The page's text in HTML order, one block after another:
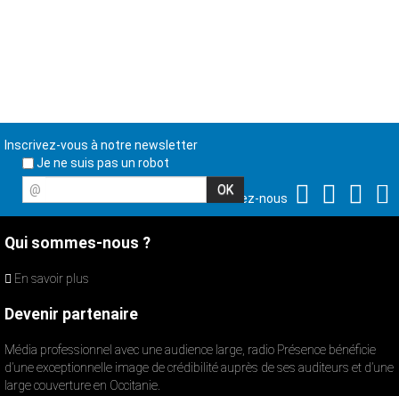
Inscrivez-vous à notre newsletter
Je ne suis pas un robot
@
Suivez-nous
Qui sommes-nous ?
En savoir plus
Devenir partenaire
Média professionnel avec une audience large, radio Présence bénéficie
d’une exceptionnelle image de crédibilité auprès de ses auditeurs et d’une
large couverture en Occitanie.